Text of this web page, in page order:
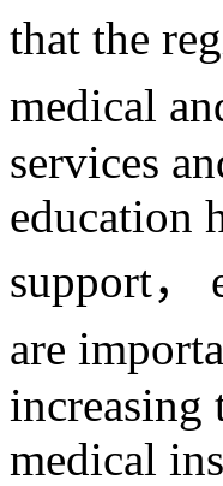
that the
medical
services
education
support，
are
increasing
medical